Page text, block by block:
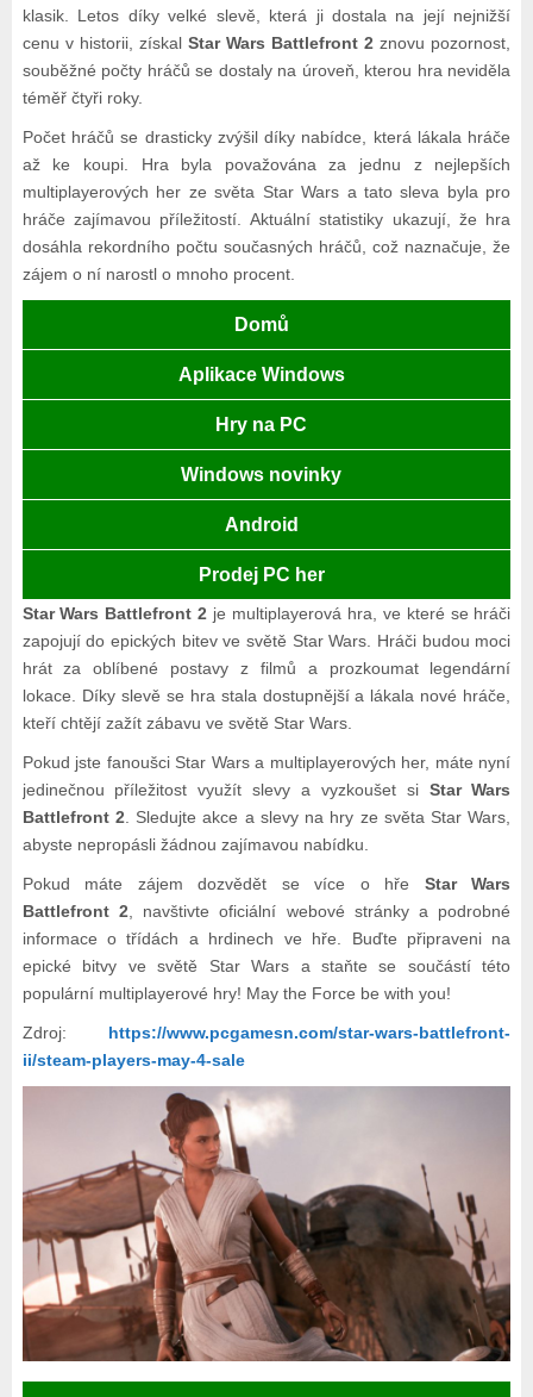
klasik. Letos díky velké slevě, která ji dostala na její nejnižší
cenu v historii, získal Star Wars Battlefront 2 znovu pozornost,
souběžné počty hráčů se dostaly na úroveň, kterou hra neviděla
téměř čtyři roky.
Počet hráčů se drasticky zvýšil díky nabídce, která lákala hráče
až ke koupi. Hra byla považována za jednu z nejlepších
multiplayerových her ze světa Star Wars a tato sleva byla pro
hráče zajímavou příležitostí. Aktuální statistiky ukazují, že hra
dosáhla rekordního počtu současných hráčů, což naznačuje, že
zájem o ní narostl o mnoho procent.
Domů
Aplikace Windows
Hry na PC
Windows novinky
Android
Prodej PC her
Star Wars Battlefront 2 je multiplayerová hra, ve které se hráči
zapojují do epických bitev ve světě Star Wars. Hráči budou moci
hrát za oblíbené postavy z filmů a prozkoumat legendární
lokace. Díky slevě se hra stala dostupnější a lákala nové hráče,
kteří chtějí zažít zábavu ve světě Star Wars.
Pokud jste fanoušci Star Wars a multiplayerových her, máte nyní
jedinečnou příležitost využít slevy a vyzkoušet si Star Wars
Battlefront 2 . Sledujte akce a slevy na hry ze světa Star Wars,
abyste nepropásli žádnou zajímavou nabídku.
Pokud máte zájem dozvědět se více o hře Star Wars
Battlefront 2 , navštivte oficiální webové stránky a podrobné
informace o třídách a hrdinech ve hře. Buďte připraveni na
epické bitvy ve světě Star Wars a staňte se součástí této
populární multiplayerové hry! May the Force be with you!
Zdroj: https://www.pcgamesn.com/star-wars-battlefront-
ii/steam-players-may-4-sale